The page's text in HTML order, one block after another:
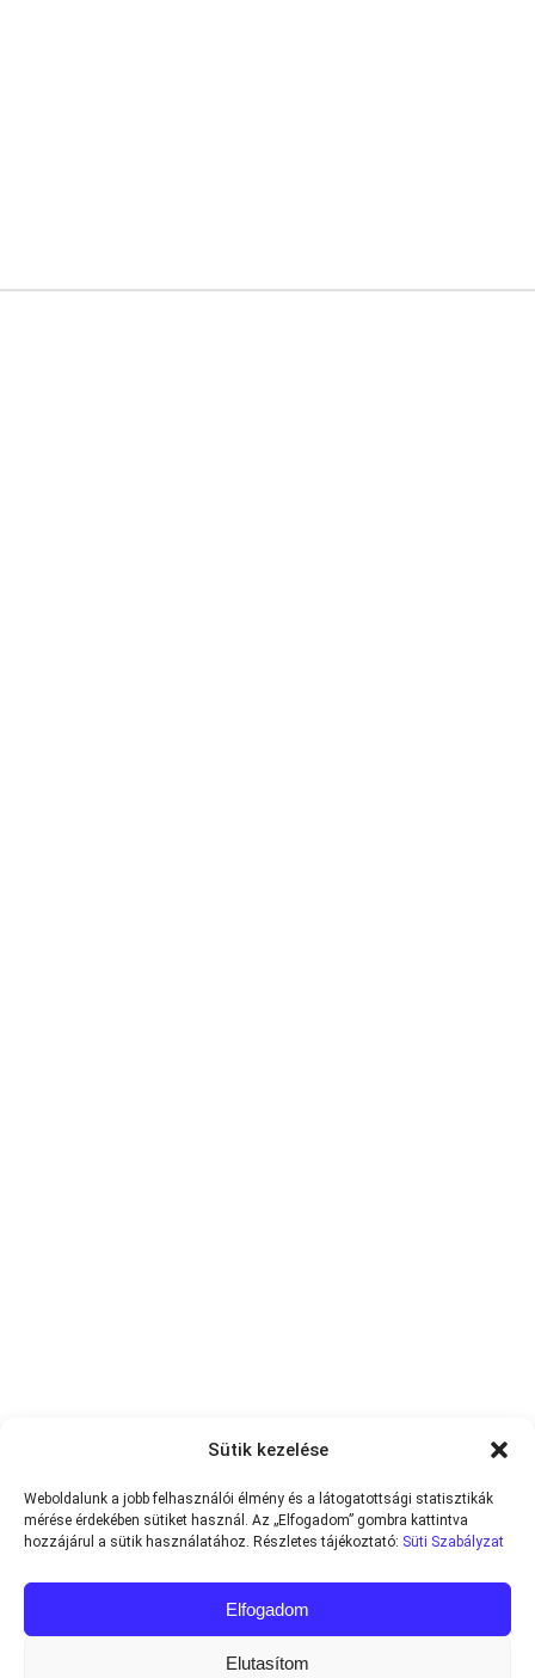
Sütik kezelése
Weboldalunk a jobb felhasználói élmény és a látogatottsági statisztikák
mérése érdekében sütiket használ. Az „Elfogadom” gombra kattintva
hozzájárul a sütik használatához. Részletes tájékoztató: Süti Szabályzat
Elfogadom
Elutasítom